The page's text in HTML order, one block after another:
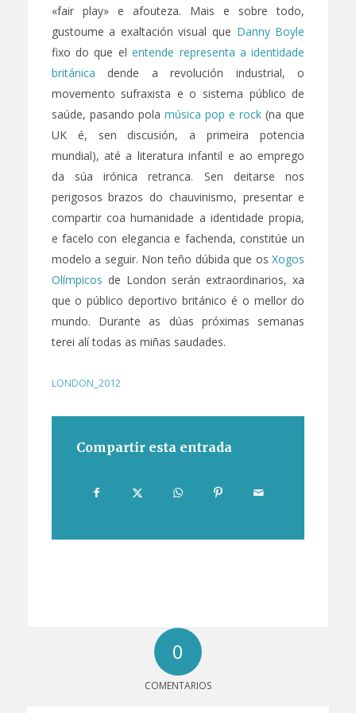
«fair play» e afouteza. Mais e sobre todo,
gustoume a exaltación visual que Danny Boyle
fixo do que elentende representa a identidade
británica dende a revolución industrial, o
movemento sufraxista e o sistema público de
saúde, pasando pola música pop e rock (na que
UK é, sen discusión, a primeira potencia
mundial), até a literatura infantil e ao emprego
da súa irónica retranca. Sen deitarse nos
perigosos brazos do chauvinismo, presentar e
compartir coa humanidade a identidade propia,
e facelo con elegancia e fachenda, constitúe un
modelo a seguir. Non teño dúbida que osXogos
Olímpicos de London serán extraordinarios, xa
que o público deportivo británico é o mellor do
mundo. Durante as dúas próximas semanas
terei alí todas as miñas saudades.
LONDON_2012
Compartir esta entrada
0
COMENTARIOS